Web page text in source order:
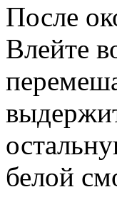
После
Влейте
белой